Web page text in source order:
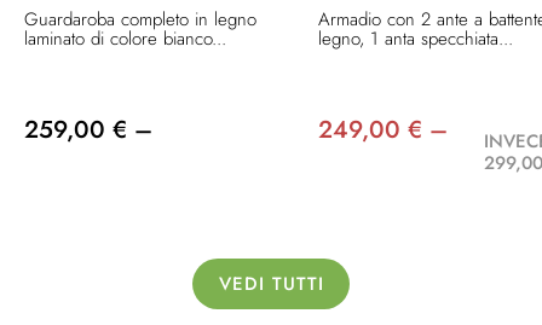
Guardaroba completo in legno
laminato di colore bianco...
259,00 € –
Armadio con 2 ante a
legno, 1 anta specchiata...
249,00 € –
VEDI TUTTI